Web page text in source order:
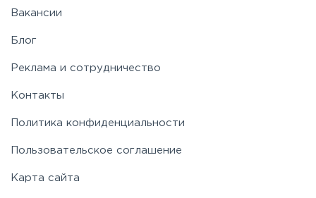
Вакансии
Блог
Реклама и сотрудничество
Контакты
Политика конфиденциальности
Пользовательское соглашение
Карта сайта